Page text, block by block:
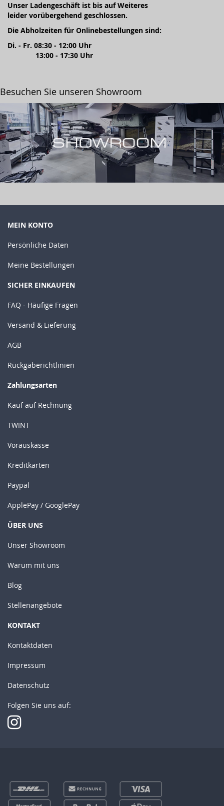
Unser Ladengeschäft ist bis auf Weiteres
leider vorübergehend geschlossen.
Die Abholzeiten für Onlinebestellungen sind:
Di. - Fr. 08:30 - 12:00 Uhr
13:00 - 17:30 Uhr
Besuchen Sie unseren Showroom
MEIN KONTO
Persönliche Daten
Meine Bestellungen
SICHER EINKAUFEN
FAQ - Häufige Fragen
Versand & Lieferung
AGB
Rückgaberichtlinien
Zahlungsarten
Kauf auf Rechnung
TWINT
Vorauskasse
Kreditkarten
Paypal
ApplePay / GooglePay
ÜBER UNS
Unser Showroom
Warum mit uns
Blog
Stellenangebote
KONTAKT
Kontaktdaten
Impressum
Datenschutz
Folgen Sie uns auf: